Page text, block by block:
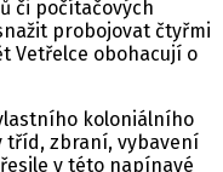
či počítačových
probojovat čtyřmi
Vetřelce obohacují o
koloniálního
tříd, zbraní, vybavení
v této napínavé